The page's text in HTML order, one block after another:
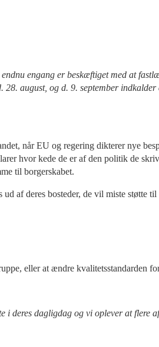
engang er beskæftiget med at
august, og d. 9. september
når EU og regering dikterer nye
hvor kede de er af den politik de
til borgerskabet.
af deres bosteder, de vil miste støtte
eller at ændre kvalitetsstandarden
deres dagligdag og vi oplever at flere